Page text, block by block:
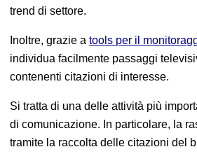
trenddi settore.
Inoltre, grazie atools per il
individua facilmente passaggi
contenenti citazioni di interesse.
Si tratta di una delle attività più
di comunicazione. In particolare, la
tramite la raccolta delle citazioni del